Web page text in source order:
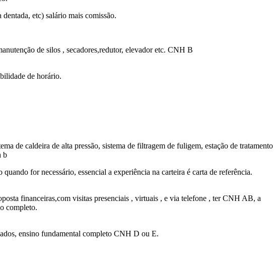
etc) salário mais comissão.
de silos , secadores,redutor, elevador etc. CNH B
de horário.
de caldeira de alta pressão, sistema de filtragem de fuligem, estação de tratamento
b
for necessário, essencial a experiência na carteira é carta de referência.
financeiras,com visitas presenciais , virtuais , e via telefone , ter CNH AB, a
completo.
ensino fundamental completo CNH D ou E.